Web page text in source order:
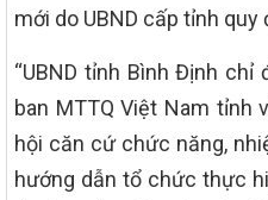
mới do UBND cấp tỉnh quy
“UBND tỉnh Bình Định chỉ
ban MTTQ Việt Nam tỉnh
hội căn cứ chức năng,
hướng dẫn tổ chức thực